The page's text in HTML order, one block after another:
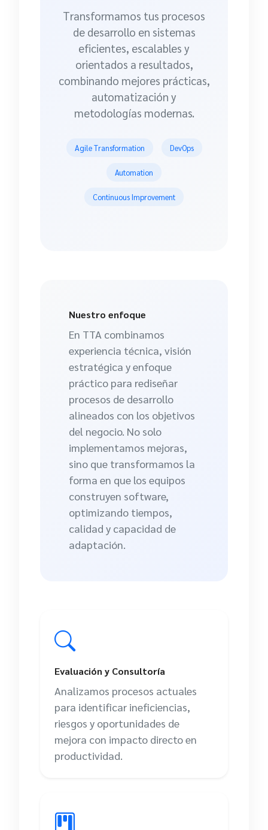
Transformamos tus procesos
de desarrollo en sistemas
eficientes, escalables y
orientados a resultados,
combinando mejores prácticas,
automatización y
metodologías modernas.
Agile Transformation DevOps
Automation
Continuous Improvement
Nuestro enfoque
En TTA combinamos
experiencia técnica, visión
estratégica y enfoque
práctico para rediseñar
procesos de desarrollo
alineados con los objetivos
del negocio. No solo
implementamos mejoras,
sino que transformamos la
forma en que los equipos
construyen software,
optimizando tiempos,
calidad y capacidad de
adaptación.
Evaluación y Consultoría
Analizamos procesos actuales
para identificar ineficiencias,
riesgos y oportunidades de
mejora con impacto directo en
productividad.